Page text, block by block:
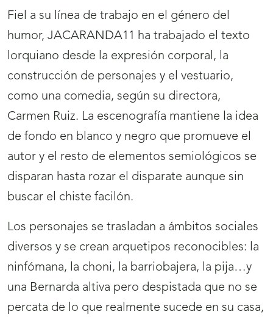
Fiel a su línea de trabajo en el género del
humor, JACARANDA11 ha trabajado el texto
lorquiano desde la expresión corporal, la
construcción de personajes y el vestuario,
como una comedia, según su directora,
Carmen Ruiz. La escenografía mantiene la idea
de fondo en blanco y negro que promueve el
autor y el resto de elementos semiológicos se
disparan hasta rozar el disparate aunque sin
buscar el chiste facilón.
Los personajes se trasladan a ámbitos sociales
diversos y se crean arquetipos reconocibles: la
ninfómana, la choni, la barriobajera, la pija…y
una Bernarda altiva pero despistada que no se
percata de lo que realmente sucede en su casa,